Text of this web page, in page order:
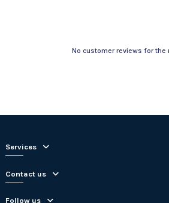
No customer reviews for the
Services
Contact us
Follow us